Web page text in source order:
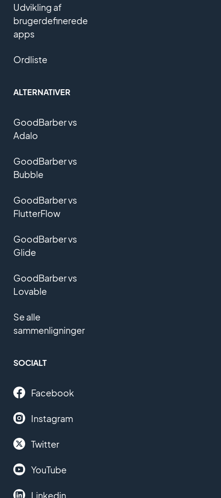
Udvikling af
brugerdefinerede
apps
Ordliste
ALTERNATIVER
GoodBarber vs
Adalo
GoodBarber vs
Bubble
GoodBarber vs
FlutterFlow
GoodBarber vs
Glide
GoodBarber vs
Lovable
Se alle
sammenligninger
SOCIALT
Facebook
Instagram
Twitter
YouTube
Linkedin